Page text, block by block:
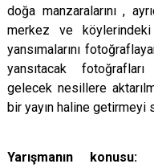
doğa manzaralarını ,
merkez ve köylerindeki
yansımalarını
yansıtacak
gelecek nesillere
bir yayın haline getirmeyi
Yarışmanın